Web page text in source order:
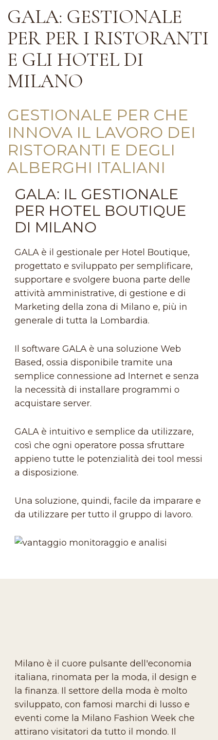
GALA: GESTIONALE
PER PER I RISTORANTI
E GLI HOTEL DI
MILANO
GESTIONALE PER CHE
INNOVA IL LAVORO DEI
RISTORANTI E DEGLI
ALBERGHI ITALIANI
GALA: IL GESTIONALE
PER HOTEL BOUTIQUE
DI MILANO
GALA è il gestionale per Hotel Boutique,
progettato e sviluppato per semplificare,
supportare e svolgere buona parte delle
attività amministrative, di gestione e di
Marketing della zona di Milano e, più in
generale di tutta la Lombardia.
Il software GALA è una soluzione Web
Based, ossia disponibile tramite una
semplice connessione ad Internet e senza
la necessità di installare programmi o
acquistare server.
GALA è intuitivo e semplice da utilizzare,
così che ogni operatore possa sfruttare
appieno tutte le potenzialità dei tool messi
a disposizione.
Una soluzione, quindi, facile da imparare e
da utilizzare per tutto il gruppo di lavoro.
Milano è il cuore pulsante dell'economia
italiana, rinomata per la moda, il design e
la finanza. Il settore della moda è molto
sviluppato, con famosi marchi di lusso e
eventi come la Milano Fashion Week che
attirano visitatori da tutto il mondo. Il